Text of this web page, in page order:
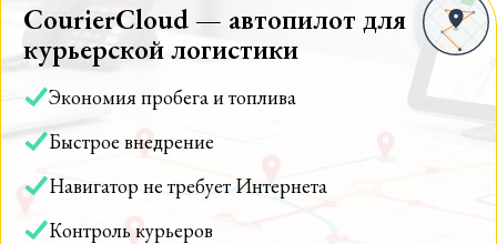
CourierCloud — автопилот для
курьерской логистики
Экономия пробега и топлива
Быстрое внедрение
Навигатор не требует Интернета
Контроль курьеров